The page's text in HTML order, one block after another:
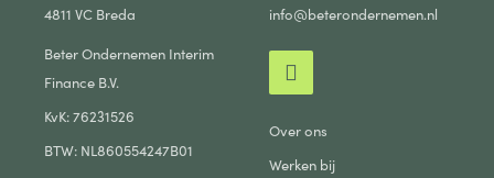
4811 VC Breda
Beter Ondernemen Interim
Finance B.V.
KvK: 76231526
BTW: NL860554247B01
info@beterondernemen.nl
Over ons
Werken bij